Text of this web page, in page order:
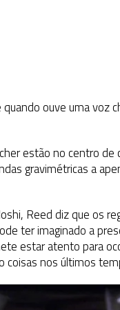
ouve uma voz
estão no centro
gravimétricas a
Reed diz que os
ter imaginado a
estar atento para
nos últimos